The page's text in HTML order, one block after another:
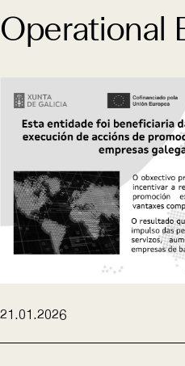
Operational
21.01.2026